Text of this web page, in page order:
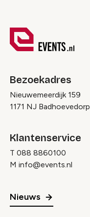
Bezoekadres
Nieuwemeerdijk 159
1171 NJ Badhoevedorp
Klantenservice
T 088 8860100
M info@events.nl
Nieuws